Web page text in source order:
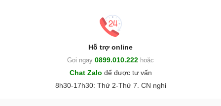
Hỗ trợ online
Gọi ngay 0899.010.222 hoặc
Chat Zalo để được tư vấn
8h30-17h30: Thứ 2-Thứ 7. CN nghỉ